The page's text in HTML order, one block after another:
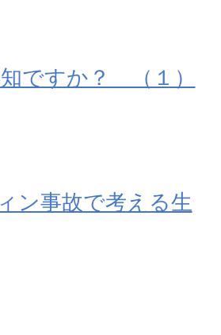
ですか？ （１）
ン事故で考える生